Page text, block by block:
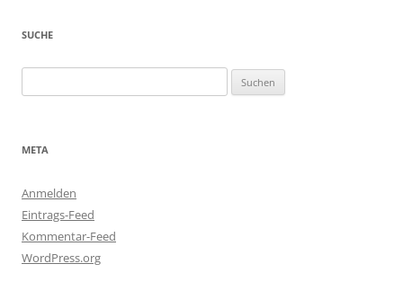
SUCHE
nach:
META
Anmelden
Eintrags-Feed
Kommentar-Feed
WordPress.org